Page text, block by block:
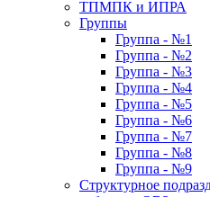
ТПМПК и ИПРА
Группы
Группа - №1
Группа - №2
Группа - №3
Группа - №4
Группа - №5
Группа - №6
Группа - №7
Группа - №8
Группа - №9
Структурное